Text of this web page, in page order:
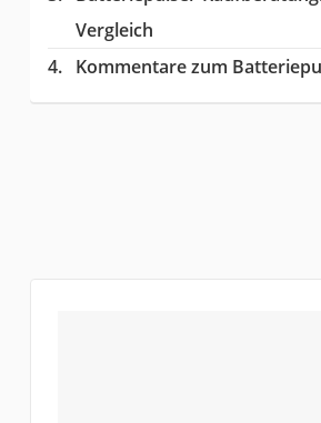
Vergleich
Kommentare zum